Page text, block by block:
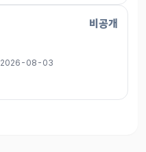
비공개
2026-08-03